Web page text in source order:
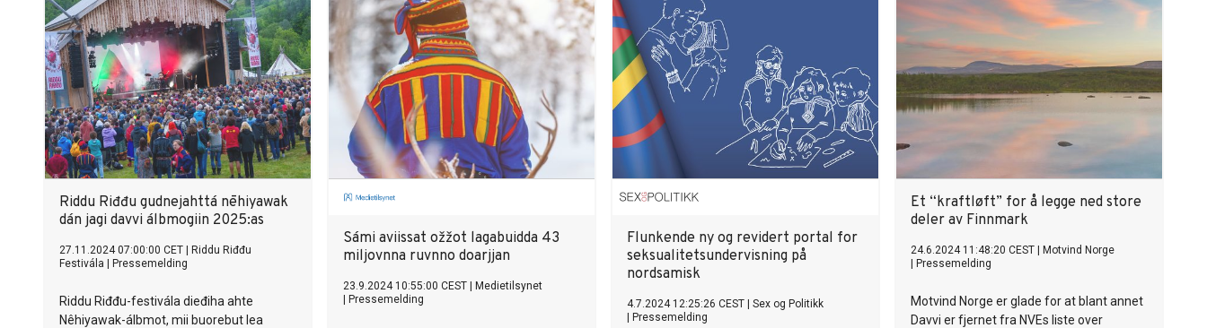
Riddu Riđđu gudnejahttá nēhiyawak
dán jagi davvi álbmogiin 2025:as
27.11.2024 07:00:00 CET
Riddu Riđđu
Festivála
Pressemelding
Riddu Riđđu-festivála dieđiha ahte
Nêhiyawak-álbmot, mii buorebut lea
Sámi aviissat ožžot lagabuidda 43
miljovnna ruvnno doarjjan
23.9.2024 10:55:00 CEST
Medietilsynet
Pressemelding
Flunkende ny og revidert portal for
seksualitetsundervisning på
nordsamisk
4.7.2024 12:25:26 CEST
Sex og Politikk
Pressemelding
Et “kraftløft” for å legge ned store
deler av Finnmark
24.6.2024 11:48:20 CEST
Motvind Norge
Pressemelding
Motvind Norge er glade for at blant annet
Davvi er fjernet fra NVEs liste over